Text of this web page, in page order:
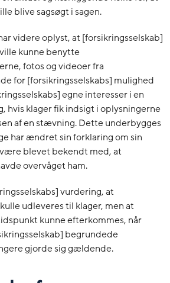
blive sagsøgt i sagen.
videre oplyst, at [forsikringsselskab]
kunne benytte
fotos og videoer fra
for [forsikringsselskabs] mulighed
egne interesser i en
hvis klager fik indsigt i oplysningerne
af en stævning. Dette underbygges
har ændret sin forklaring om sin
blevet bekendt med, at
overvåget ham.
vurdering, at
udleveres til klager, men at
kunne efterkommes, når
begrundede
gjorde sig gældende.